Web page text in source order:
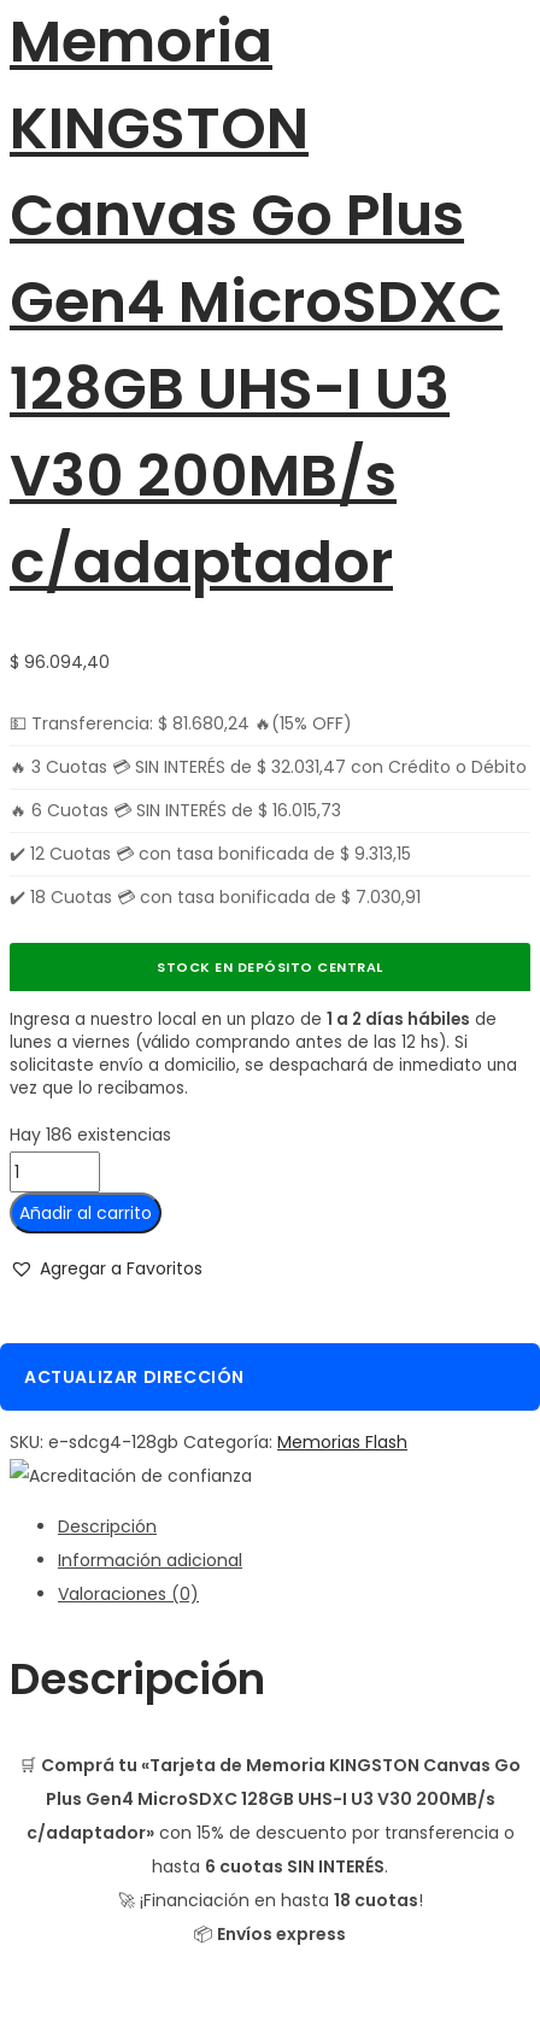
Memoria
KINGSTON
Canvas Go Plus
Gen4 MicroSDXC
128GB UHS-I U3
V30 200MB/s
c/adaptador
$ 96.094,40
💵 Transferencia: $ 81.680,24 🔥(15% OFF)
🔥 3 Cuotas 💳 SIN INTERÉS de $ 32.031,47 con Crédito o Débito
🔥 6 Cuotas 💳 SIN INTERÉS de $ 16.015,73
✔️ 12 Cuotas 💳 con tasa bonificada de $ 9.313,15
✔️ 18 Cuotas 💳 con tasa bonificada de $ 7.030,91
STOCK EN DEPÓSITO CENTRAL
Ingresa a nuestro local en un plazo de 1 a 2 días hábiles de
lunes a viernes (válido comprando antes de las 12 hs). Si
solicitaste envío a domicilio, se despachará de inmediato una
vez que lo recibamos.
Hay 186 existencias
Tarjeta
de
Memoria
KINGSTON
Plus
MicroSDXC
128GB
c/adaptador
Añadir al carrito
Agregar a Favoritos
ACTUALIZAR DIRECCIÓN
SKU: e-sdcg4-128gb Categoría: Memorias Flash
Descripción
Información adicional
Valoraciones (0)
Descripción
🛒 Comprá tu «Tarjeta de Memoria KINGSTON Canvas Go
Plus Gen4 MicroSDXC 128GB UHS-I U3 V30 200MB/s
c/adaptador»con 15% de descuento por transferencia o
hasta 6 cuotas SIN INTERÉS.
🚀 ¡Financiación en hasta 18 cuotas!
📦 Envíos express